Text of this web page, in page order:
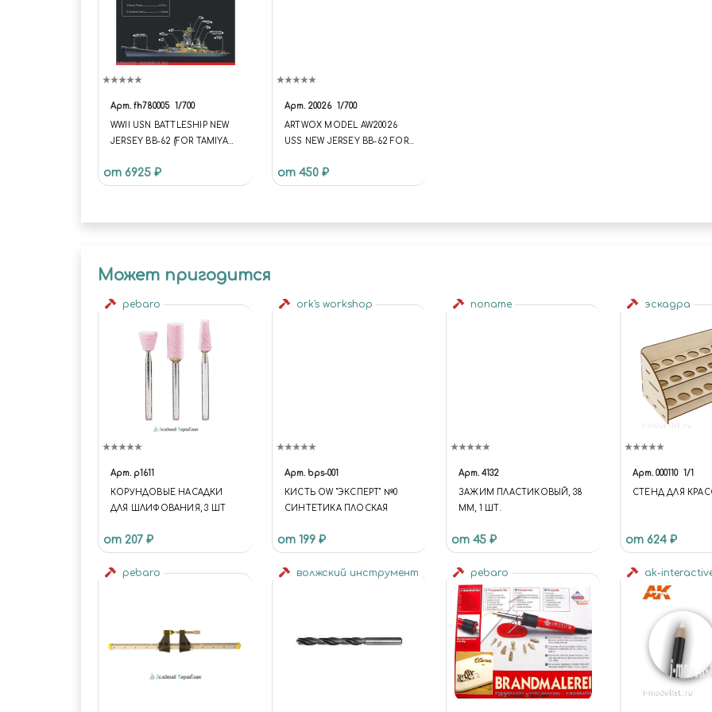
Арт. fh780005 1/700
WWII USN BATTLESHIP NEW
JERSEY BB-62 (FOR TAMIYA
от 6925 ₽
Арт. 20026 1/700
ARTWOX MODEL AW20026
USS NEW JERSEY BB-62 FOR
от 450 ₽
Может пригодится
pebaro
Арт. p1611
КОРУНДОВЫЕ НАСАДКИ
ДЛЯ ШЛИФОВАНИЯ, 3 ШТ
от 207 ₽
ork's workshop
Арт. bps-001
КИСТЬ OW "ЭКСПЕРТ" №0
СИНТЕТИКА ПЛОСКАЯ
от 199 ₽
noname
Арт. 4132
ЗАЖИМ ПЛАСТИКОВЫЙ, 38
ММ, 1 ШТ.
от 45 ₽
эскадра
Арт. 000110 1/1
СТЕНД ДЛЯ
от 624 ₽
pebaro волжский инструмент pebaro ak-